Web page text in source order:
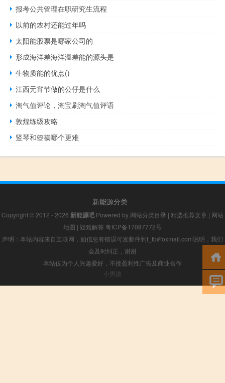
报考公共管理在职研究生流程
以前的农村还能过年吗
太阳能股票是哪家公司的
形成海洋差海洋温差能的源头是
生物质能的优点()
江西元宵节做的公仔是什么
淘气值评论，淘宝刷淘气值评语
敦煌练级攻略
竖琴和箜篌哪个更难
新能源分类
Copyright © 2012 - 2026 新能源吧 Powered by 网站分类目录 | 精选推荐文章 | 网站
地图 | 疑难解答 粤ICP备17087772号
声明：本站内容来自互联网，如信息有错误可发邮件到f_fb#foxmail.com说明，我们
会及时纠正，谢谢
本站仅为个人兴趣爱好，不接盈利性广告及商业合作
小男孩